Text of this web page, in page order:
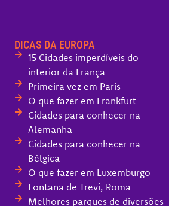
DICAS DA EUROPA
15 Cidades imperdíveis do
interior da França
Primeira vez em Paris
O que fazer em Frankfurt
Cidades para conhecer na
Alemanha
Cidades para conhecer na
Bélgica
O que fazer em Luxemburgo
Fontana de Trevi, Roma
Melhores parques de diversões